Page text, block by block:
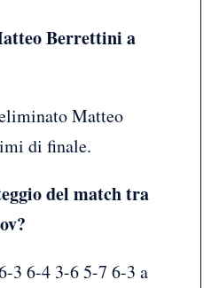
Berrettini a
Matteo
di finale.
del match tra
3 6-4 3-6 5-7 6-3 a